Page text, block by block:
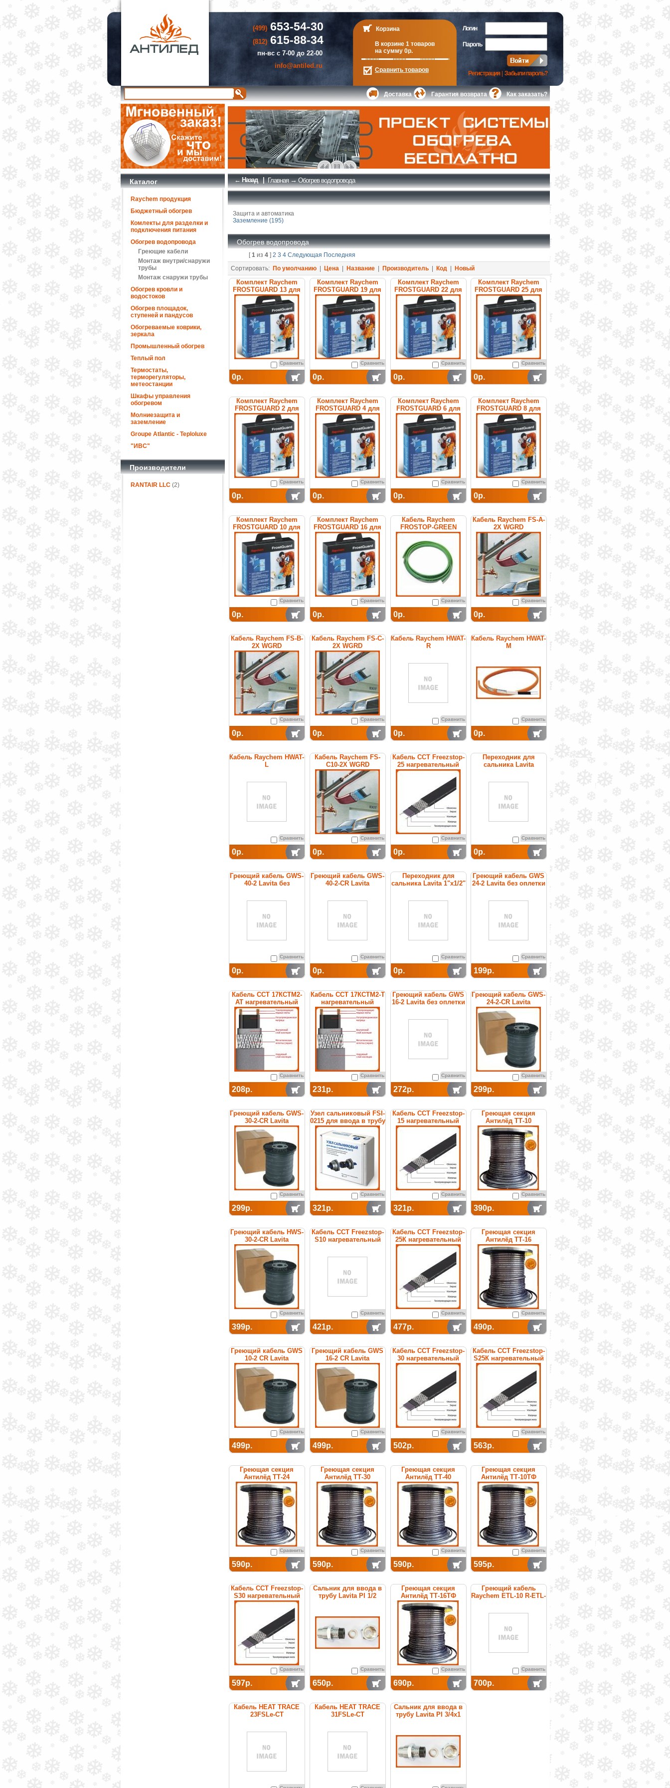
(499)653-54-30
(812)615-88-34
пн-вс с 7-00 до 22-00
info@antiled.ru
Корзина
В корзине 1 товаров
на сумму 0р.
Сравнить товаров
Логин
Пароль
Регистрация| Забыли пароль?
Доставка Гарантия возврата Как заказать?
Каталог
Raychem продукция
Бюджетный обогрев
Комлекты для разделки и
подключения питания
Обогрев водопровода
Греющие кабели
Монтаж внутри/снаружи
трубы
Монтаж снаружи трубы
Обогрев кровли и
водостоков
Обогрев площадок,
ступеней и пандусов
Обогреваемые коврики,
зеркала
Промышленный обогрев
Теплый пол
Термостаты,
терморегуляторы,
метеостанции
Шкафы управления
обогревом
Молниезащита и
заземление
Groupe Atlantic - Teploluxe
"ИВС"
Производители
RANTAIR LLC(2)
← Назад | Главная→Обогрев водопровода
Защита и автоматика
Заземление (195)
Обогрев водопровода
[1из 4] 2 3 4 Следующая Последняя
Сортировать: По умолчанию| Цена| Название| Производитель| Код| Новый
Комплект Raychem
FROSTGUARD 13 для
обогрева труб
Сравнить
0р.
Комплект Raychem
FROSTGUARD 19 для
обогрева труб
Сравнить
0р.
Комплект Raychem
FROSTGUARD 22 для
обогрева труб
Сравнить
0р.
Комплект Raychem
FROSTGUARD 25 для
обогрева труб
Сравнить
0р.
Комплект Raychem
FROSTGUARD 2 для
обогрева труб
Сравнить
0р.
Комплект Raychem
FROSTGUARD 4 для
обогрева труб
Сравнить
0р.
Комплект Raychem
FROSTGUARD 6 для
обогрева труб
Сравнить
0р.
Комплект Raychem
FROSTGUARD 8 для
обогрева труб
Сравнить
0р.
Комплект Raychem
FROSTGUARD 10 для
обогрева труб
Сравнить
0р.
Комплект Raychem
FROSTGUARD 16 для
обогрева труб
Сравнить
0р.
Кабель Raychem
FROSTOP-GREEN
саморегулирующийся
греющий
Сравнить
0р.
Кабель Raychem FS-A-
2X WGRD
саморегулирующийся
греющий
Сравнить
0р.
Кабель Raychem FS-B-
2X WGRD
саморегулирующийся
греющий
Сравнить
0р.
Кабель Raychem FS-C-
2X WGRD
саморегулирующийся
греющий
Сравнить
0р.
Кабель Raychem HWAT-
R
температуры горячей
воды
Сравнить
0р.
Кабель Raychem HWAT-
M
Сравнить
0р.
Кабель Raychem HWAT-
L
температуры горячей
воды
Сравнить
0р.
Кабель Raychem FS-
C10-2X WGRD
саморегулирующийся
греющий
Сравнить
0р.
Кабель ССТ Freezstop-
25 нагревательный
саморегулирующийся
Сравнить
0р.
Переходник для
сальника Lavita
Сравнить
0р.
Греющий кабель GWS-
40-2 Lavita без
Сравнить
0р.
Греющий кабель GWS-
40-2-CR Lavita
Сравнить
0р.
Переходник для
сальника Lavita 1"x1/2"
Сравнить
0р.
Греющий кабель GWS
24-2 Lavita без оплетки
Сравнить
199р.
Кабель ССТ 17КСТМ2-
АТ нагревательный
саморегулирующийся
Сравнить
208р.
Кабель ССТ 17КСТМ2-Т
нагревательный
саморегулирующийся
Сравнить
231р.
Греющий кабель GWS
16-2 Lavita без оплетки
Сравнить
272р.
Греющий кабель GWS-
24-2-CR Lavita
Сравнить
299р.
Греющий кабель GWS-
30-2-CR Lavita
Сравнить
299р.
Узел сальниковый FSI-
0215 для ввода в трубу
Сравнить
321р.
Кабель ССТ Freezstop-
15 нагревательный
саморегулирующийся
Сравнить
321р.
Греющая секция
Антилёд ТТ-10
саморегулируемая
Сравнить
390р.
Греющий кабель HWS-
30-2-CR Lavita
Сравнить
399р.
Кабель ССТ Freezstop-
S10 нагревательный
Сравнить
421р.
Кабель ССТ Freezstop-
25К нагревательный
саморегулирующийся
Сравнить
477р.
Греющая секция
Антилёд ТТ-16
саморегулируемая
Сравнить
490р.
Греющий кабель GWS
10-2 CR Lavita
Сравнить
499р.
Греющий кабель GWS
16-2 CR Lavita
Сравнить
499р.
Кабель ССТ Freezstop-
30 нагревательный
саморегулирующийся
Сравнить
502р.
Кабель ССТ Freezstop-
S25К нагревательный
саморегулирующийся
Сравнить
563р.
Греющая секция
Антилёд ТТ-24
саморегулируемая
Сравнить
590р.
Греющая секция
Антилёд ТТ-30
саморегулируемая
Сравнить
590р.
Греющая секция
Антилёд ТТ-40
саморегулируемая
Сравнить
590р.
Греющая секция
Антилёд ТТ-10ТФ
саморегулируемая
Сравнить
595р.
Кабель ССТ Freezstop-
S30 нагревательный
саморегулирующийся
Сравнить
597р.
Сальник для ввода в
трубу Lavita PI 1/2
Сравнить
650р.
Греющая секция
Антилёд ТТ-16ТФ
саморегулируемая
Сравнить
690р.
Греющий кабель
Raychem ETL-10 R-ETL-
замерзания
водопроводных труб
Сравнить
700р.
Кабель HEAT TRACE
23FSLe-CT
Кабель HEAT TRACE
31FSLe-CT
Сальник для ввода в
трубу Lavita PI 3/4x1